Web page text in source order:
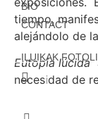
BIO
CONTACT
ILUIKAK
tiempo,
alejándolo de
Eutopia lúcida
necesidad de